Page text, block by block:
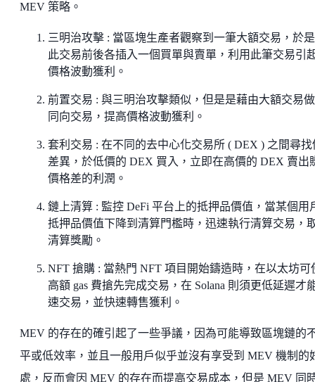
MEV 策略。
三明治攻擊 : 當區塊生產者觀察到一筆大額交易，於
此交易前後各插入一個買單與賣單，利用此筆交易引
價格波動獲利。
前置交易 : 與三明治攻擊類似，但是是藉由大額交易
同向交易，提高價格波動獲利。
套利交易 : 在不同的去中心化交易所 ( DEX ) 之間尋找
差異，於低價的 DEX 買入，立即在高價的 DEX 賣出
價格差的利潤。
鏈上清算 : 監控 DeFi 平台上的抵押品價值，當某個用
抵押品價值下降到清算門檻時，迅速執行清算交易，
清算獎勵。
NFT 搶購 : 當熱門 NFT 項目開始鑄造時，在以太坊可
高額 gas 費搶先完成交易，在 Solana 則須更低延遲才
速交易，並快速轉售獲利。
MEV 的存在的確引起了一些爭議，因為可能導致區塊鏈的
平或低效率，並且一般用戶似乎並沒有享受到 MEV 機制的
處，反而會因 MEV 的存在而提高交易成本，但是 MEV 同